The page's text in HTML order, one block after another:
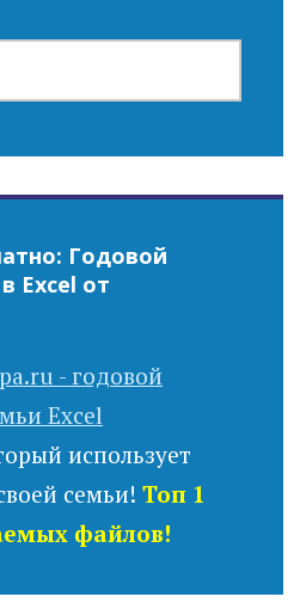
Годовой
Excel от
использует
семьи! Топ 1
файлов!